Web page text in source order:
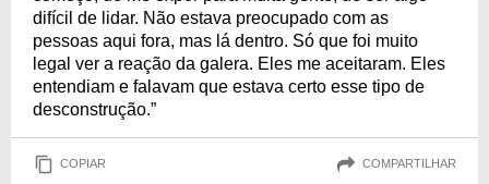
difícil de lidar. Não estava preocupado com as
pessoas aqui fora, mas lá dentro. Só que foi muito
legal ver a reação da galera. Eles me aceitaram. Eles
entendiam e falavam que estava certo esse tipo de
desconstrução.”
COPIAR COMPARTILHAR